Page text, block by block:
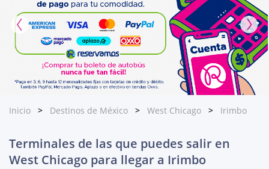
Inicio Destinos de México West Chicago Irimbo
Terminales de las que puedes salir en
West Chicago para llegar a Irimbo